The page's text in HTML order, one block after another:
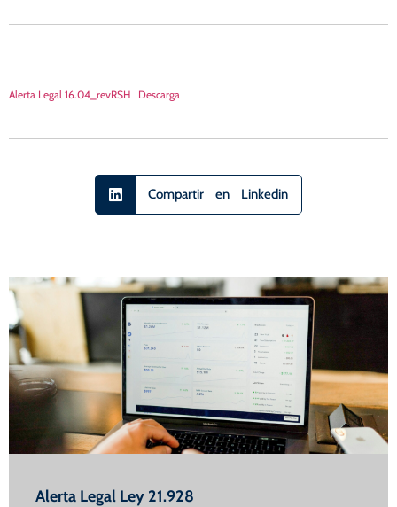
Alerta Legal 16.04_revRSH Descarga
Compartir en Linkedin
Alerta Legal Ley 21.928